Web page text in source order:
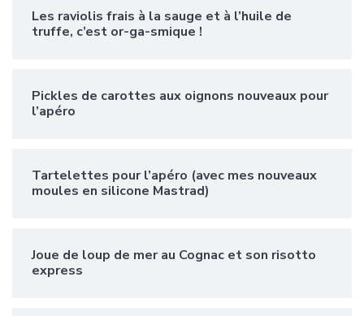
Les raviolis frais à la sauge et à l’huile de
truffe, c’est or-ga-smique !
Pickles de carottes aux oignons nouveaux pour
l’apéro
Tartelettes pour l’apéro (avec mes nouveaux
moules en silicone Mastrad)
Joue de loup de mer au Cognac et son risotto
express